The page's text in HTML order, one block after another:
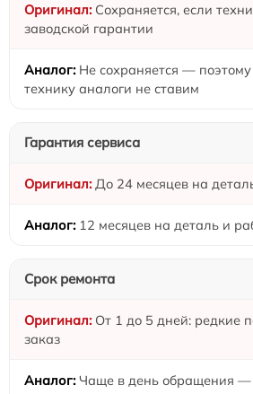
Сохраняется, если
заводской гарантии
Не сохраняется —
технику аналоги не ставим
Гарантия сервиса
До 24 месяцев на
12 месяцев на деталь и
Срок ремонта
От 1 до 5 дней: редкие
заказ
Чаще в день обращения —